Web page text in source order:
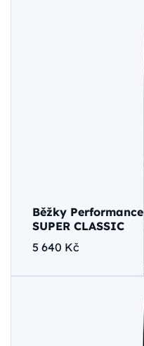
Běžky Performance
SUPER CLASSIC
5 640 Kč